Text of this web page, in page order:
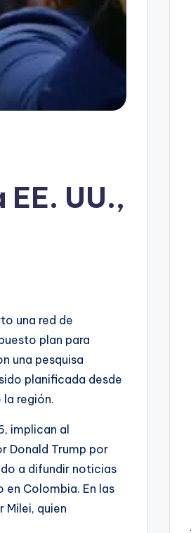
UU.,
una red de
plan para
una pesquisa
planificada desde
región.
implican al
Donald Trump por
a difundir noticias
en Colombia. En las
quien